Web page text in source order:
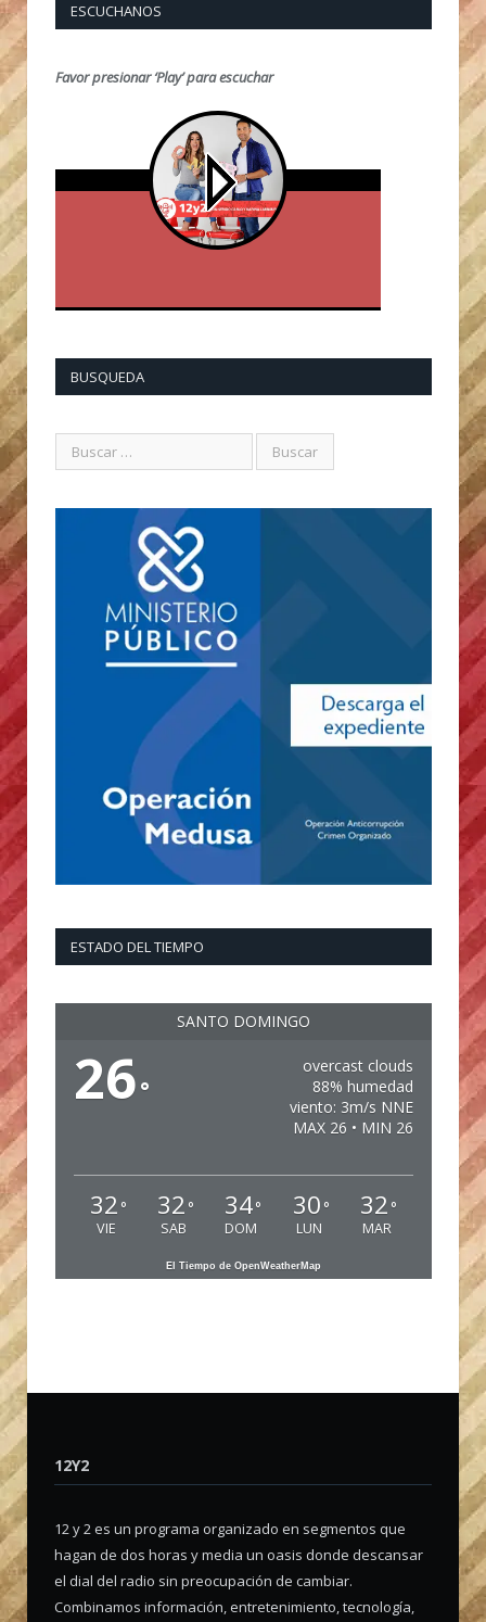
ESCUCHANOS
Favor presionar ‘Play’ para escuchar
BUSQUEDA
ESTADO DEL TIEMPO
SANTO DOMINGO
26°
overcast clouds
88% humedad
viento: 3m/s NNE
MAX 26 • MIN 26
32 °
VIE
32 °
SAB
34°
DOM
30 °
LUN
32 °
MAR
El Tiempo de OpenWeatherMap
12Y2
12 y 2 es un programa organizado en segmentos que
hagan de dos horas y media un oasis donde descansar
el dial del radio sin preocupación de cambiar.
Combinamos información, entretenimiento, tecnología,